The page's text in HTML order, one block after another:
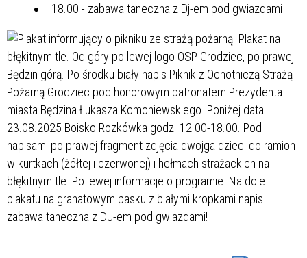
18.00 - zabawa taneczna z Dj-em pod gwiazdami